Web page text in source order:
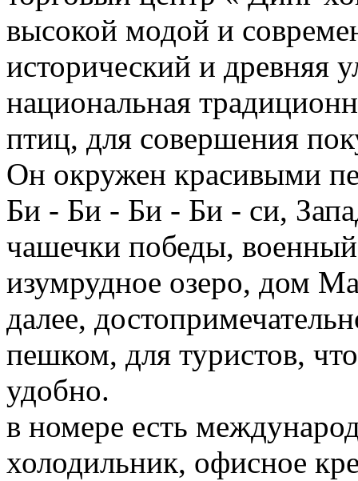
высокой модой и
исторический и древняя
национальная
птиц, для совершения
Он окружен красивыми
Би - Би - Би - Би - си,
чашечки победы,
изумрудное озеро, дом
далее,
пешком, для туристов,
удобно.
в номере есть
холодильник, офисное